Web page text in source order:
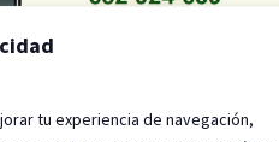
tu experiencia de navegación,